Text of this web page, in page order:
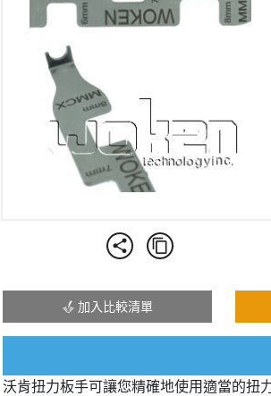
加入比較清單
沃肯扭力板手可讓您精確地使用適當的扭